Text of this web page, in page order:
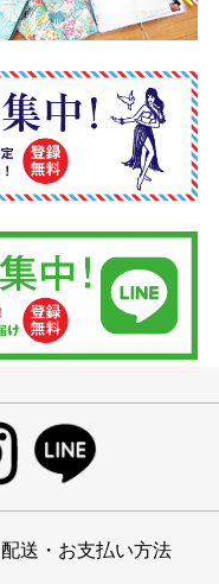
配送・お支払い方法